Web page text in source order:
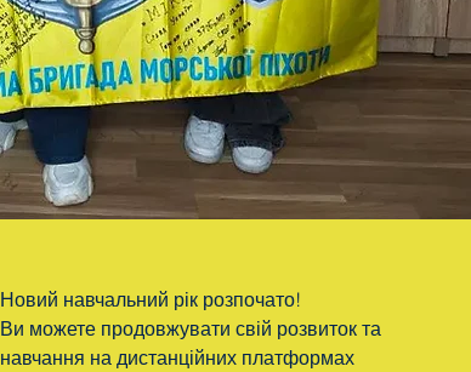
Новий навчальний рік розпочато!
Ви можете продовжувати свій розвиток та
навчання на дистанційних платформах